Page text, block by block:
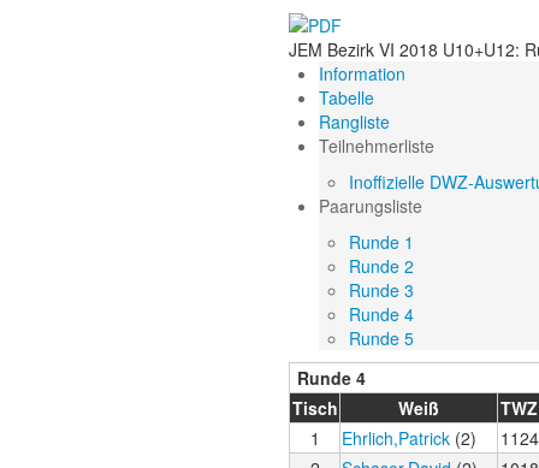
JEM Bezirk VI 2018 U10+U12:
Information
Tabelle
Rangliste
Teilnehmerliste
Inoffizielle DWZ-
Paarungsliste
Runde 1
Runde 2
Runde 3
Runde 4
Runde 5
Runde 4
Tisch
Weiß
TWZ
1
Ehrlich,Patrick (2)
1124